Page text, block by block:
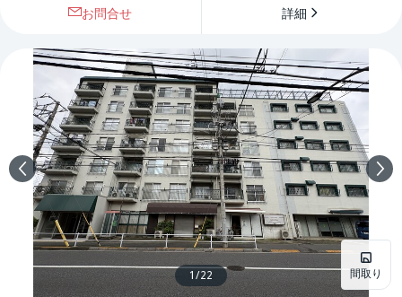
お問合せ 詳細
間取り
1/22